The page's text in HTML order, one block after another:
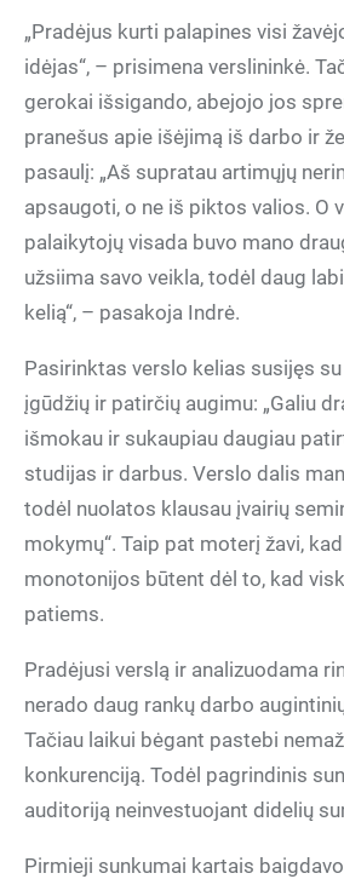
„Pradėjus kurti palapines visi
idėjas“, – prisimena verslininkė.
gerokai išsigando, abejojo jos
pranešus apie išėjimą iš darbo ir
pasaulį: „Aš supratau artimųjų
apsaugoti, o ne iš piktos valios. O
palaikytojų visada buvo mano
užsiima savo veikla, todėl daug
kelią“, – pasakoja Indrė.
Pasirinktas verslo kelias susijęs
įgūdžių ir patirčių augimu: „Galiu
išmokau ir sukaupiau daugiau
studijas ir darbus. Verslo dalis
todėl nuolatos klausau įvairių
mokymų“. Taip pat moterį žavi,
monotonijos būtent dėl to, kad
patiems.
Pradėjusi verslą ir analizuodama
nerado daug rankų darbo
Tačiau laikui bėgant pastebi
konkurenciją. Todėl pagrindinis
auditoriją neinvestuojant didelių
Pirmieji sunkumai kartais